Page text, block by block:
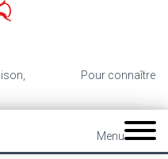
Pour connaître
Menu